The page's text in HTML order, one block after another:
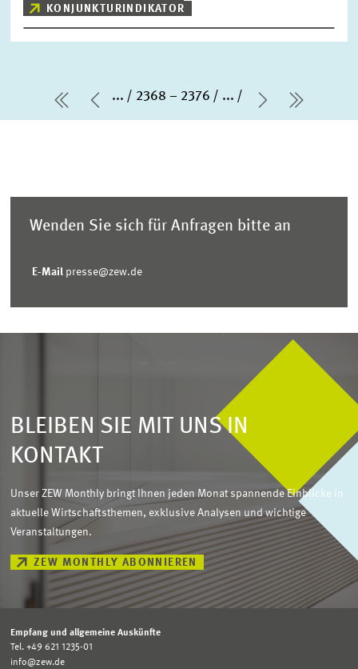
KONJUNKTURINDIKATOR
erste Seite
Vorherige Seite
... 2368 – 2376 ...
Nächste
letzte
Wenden Sie sich für Anfragen bitte an
E-Mail presse@zew.de
BLEIBEN SIE MIT UNS IN
KONTAKT
Unser ZEW Monthly bringt Ihnen jeden Monat spannende Einblicke in
aktuelle Wirtschaftsthemen, exklusive Analysen und wichtige
Veranstaltungen.
ZEW MONTHLY ABONNIEREN
Empfang und allgemeine Auskünfte
Tel. +49 621 1235-01
info@zew.de